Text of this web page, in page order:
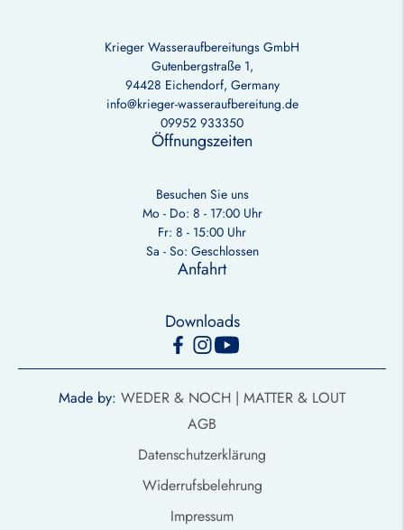
Krieger Wasseraufbereitungs GmbH
Gutenbergstraße 1,
94428 Eichendorf, Germany
info@krieger-wasseraufbereitung.de
09952 933350
Öffnungszeiten
Besuchen Sie uns
Mo - Do: 8 - 17:00 Uhr
Fr: 8 - 15:00 Uhr
Sa - So: Geschlossen
Anfahrt
Downloads
Made by: WEDER & NOCH | MATTER & LOUT
AGB
Datenschutzerklärung
Widerrufsbelehrung
Impressum